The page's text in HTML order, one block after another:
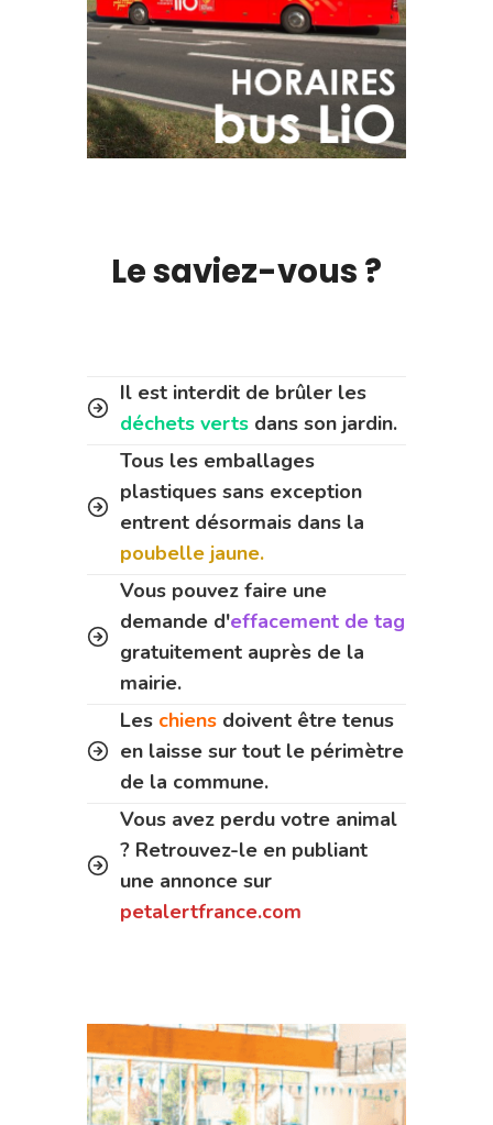
Le saviez-vous ?
Il est interdit de brûler les
déchets verts dans son jardin.
Tous les emballages
plastiques sans exception
entrent désormais dans la
poubelle jaune.
Vous pouvez faire une
demande d'effacement de tag
gratuitement auprès de la
mairie.
Les chiens doivent être tenus
en laisse sur tout le périmètre
de la commune.
Vous avez perdu votre animal
? Retrouvez-le en publiant
une annonce sur
petalertfrance.com